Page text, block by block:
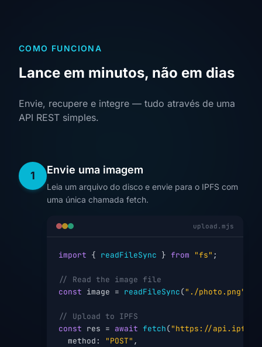
COMO FUNCIONA
Lance em minutos, não em dias
Envie, recupere e integre — tudo através de uma
API REST simples.
1 Envie uma imagem
Leia um arquivo do disco e envie para o IPFS com
uma única chamada fetch.
upload.mjs
import { readFileSync } from "fs" ;
// Read the image file
const image = readFileSync("./photo.png"
// Upload to IPFS
const res = await fetch("https://
  method:
"POST" ,